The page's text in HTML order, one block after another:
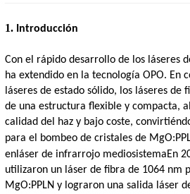
1. Introducción
Con el rápido desarrollo de los láseres
ha extendido en la tecnología OPO. En
láseres de estado sólido, los láseres de
de una estructura flexible y compacta,
calidad del haz y bajo coste,
para el bombeo de cristales de
en láser de infrarrojo mediosistemaEn
utilizaron un láser de fibra de 1064 nm
MgO:PPLN y lograron una salida láser